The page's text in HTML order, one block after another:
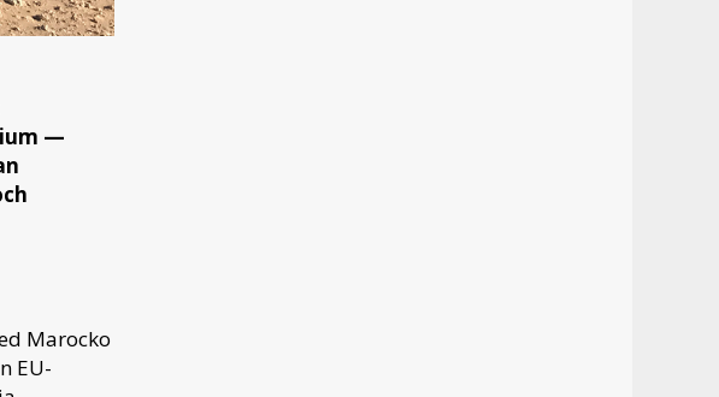
—
Marocko
EU-